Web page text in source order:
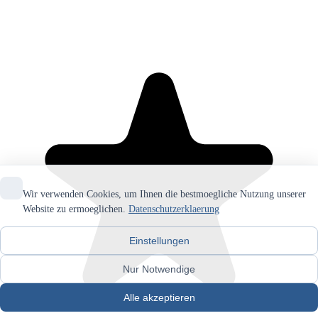
Wir verwenden Cookies, um Ihnen die bestmoegliche Nutzung unserer
Website zu ermoeglichen. Datenschutzerklaerung
Einstellungen
Nur Notwendige
Alle akzeptieren